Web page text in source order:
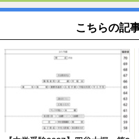
こちらの記